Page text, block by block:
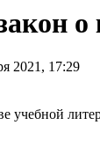
о
2021, 17:29